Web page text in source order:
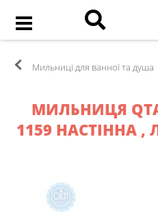
Мильниці для ванної та душа
МИЛЬНИЦЯ
1159 НАСТІННА ,